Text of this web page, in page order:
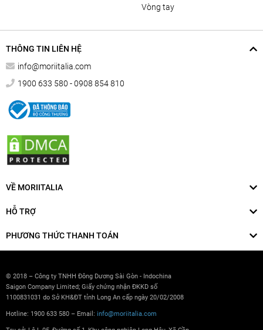
vòng tay
THÔNG TIN LIÊN HỆ
info@moriitalia.com
1900 633 580 - 0908 854 810
VỀ MORIITALIA
HỖ TRỢ
PHƯƠNG THỨC THANH TOÁN
© 2018 – Công ty TNHH Đông Dương Sài Gòn - Indochina
Saigon Company Limited; Giấy chứng nhận ĐKKD số
1100831031 do Sở KH&ĐT tỉnh Long An cấp ngày 20/02/2008
Hotline: 1900 633 580 – Email: info@moriitalia.com